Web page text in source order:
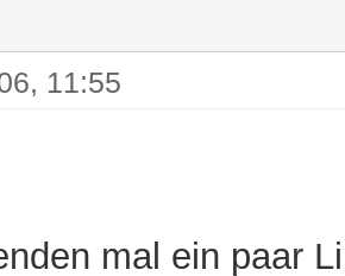
11:55
mal ein paar